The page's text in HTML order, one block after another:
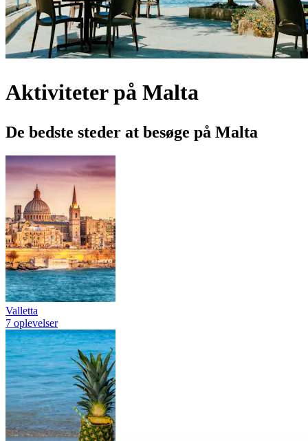
Aktiviteter på Malta
De bedste steder at besøge på Malta
Valletta
7 oplevelser